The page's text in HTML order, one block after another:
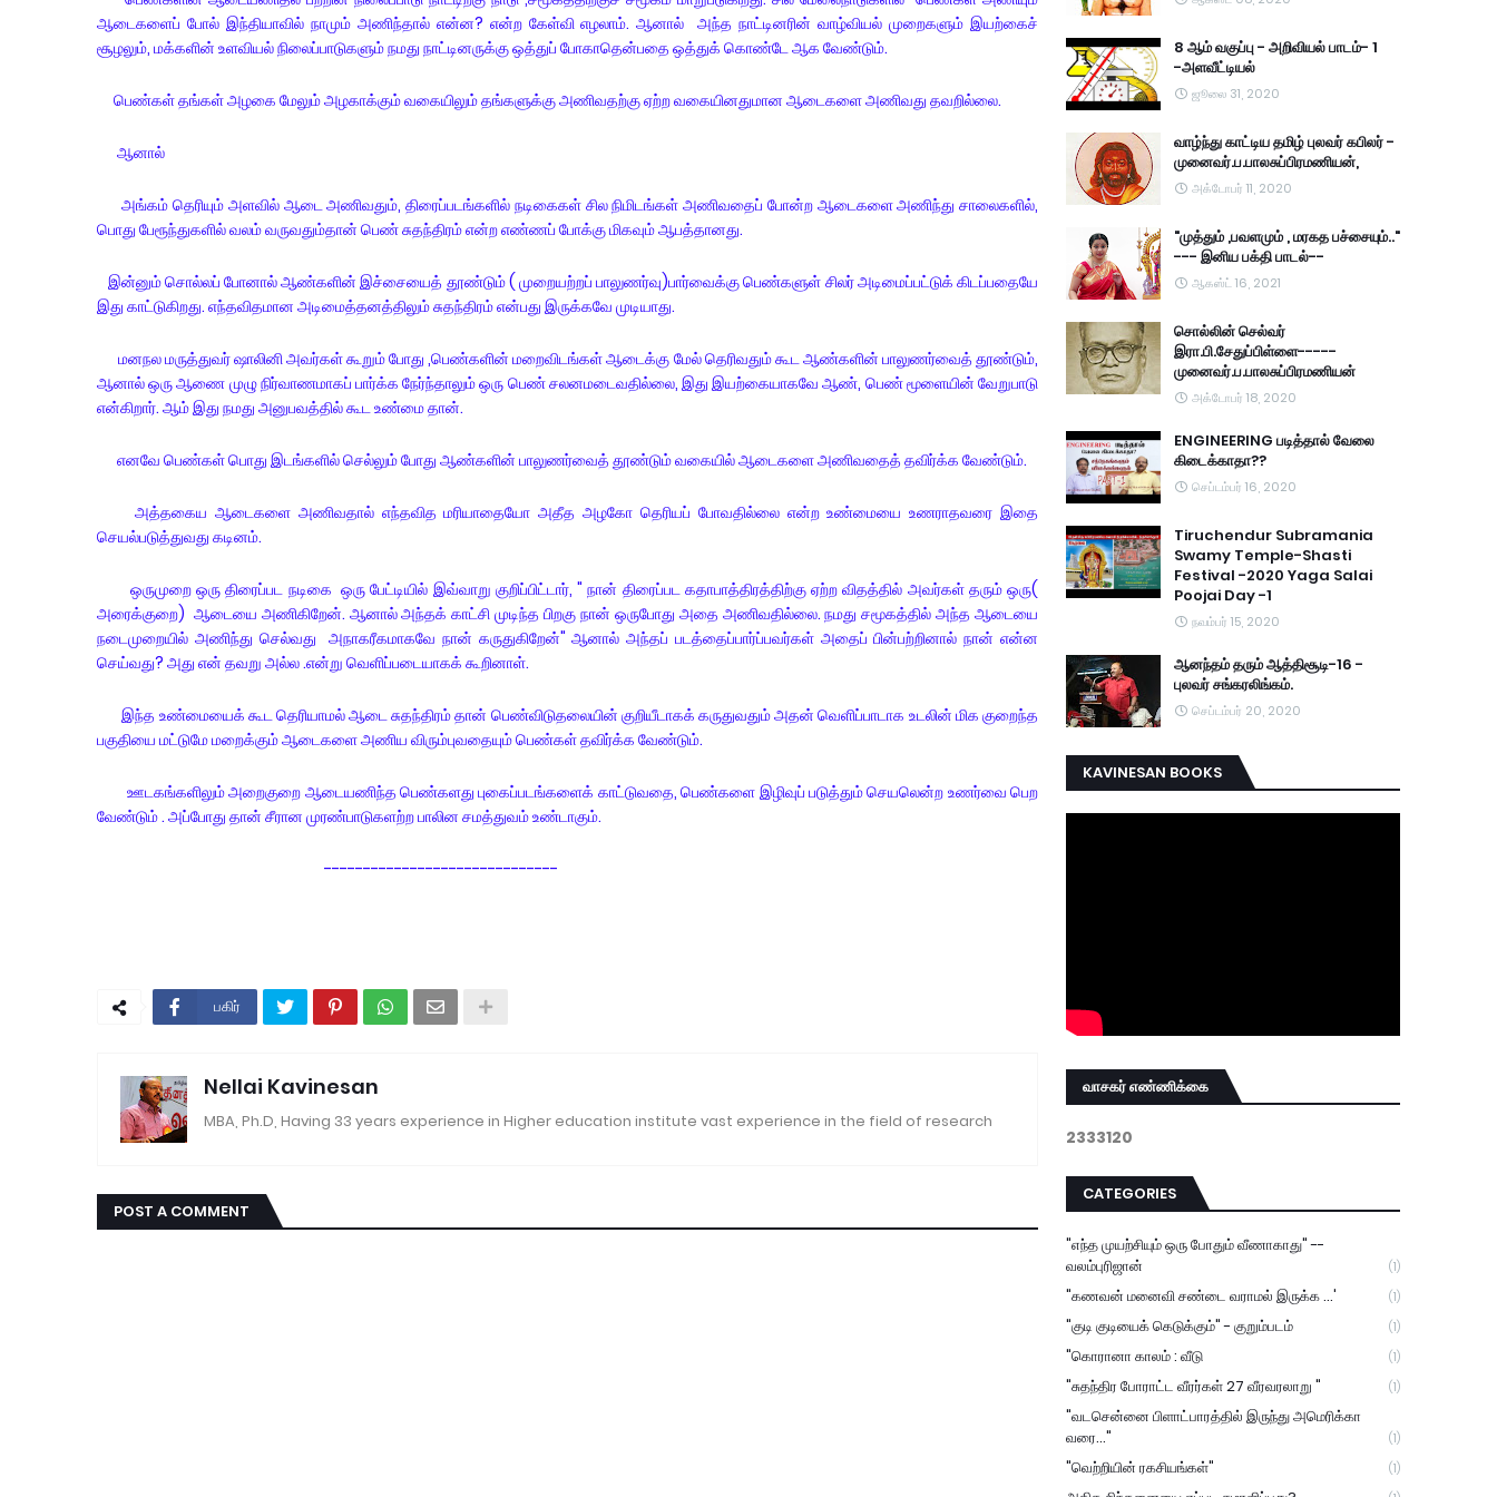
ஆடைகளைப் போல் இந்தியாவில் நாமும் அணிந்தால் என்ன? என்ற கேள்வி எழலாம். ஆனால் அந்த நாட்டினரின் வாழ்வியல் முறைகளும் இயற்கைச்
சூழலும், மக்களின் உளவியல் நிலைப்பாடுகளும் நமது நாட்டினருக்கு ஒத்துப் போகாதென்பதை ஒத்துக் கொண்டே ஆக வேண்டும்.
பெண்கள் தங்கள் அழகை மேலும் அழகாக்கும் வகையிலும் தங்களுக்கு அணிவதற்கு ஏற்ற வகையினதுமான ஆடைகளை அணிவது தவறில்லை.
ஆனால்
அங்கம் தெரியும் அளவில் ஆடை அணிவதும், திரைப்படங்களில் நடிகைகள் சில நிமிடங்கள் அணிவதைப் போன்ற ஆடைகளை அணிந்து சாலைகளில்,
பொது பேரூந்துகளில் வலம் வருவதும்தான் பெண் சுதந்திரம் என்ற எண்ணப் போக்கு மிகவும் ஆபத்தானது.
இன்னும் சொல்லப் போனால் ஆண்களின் இச்சையைத் தூண்டும் ( முறையற்றப் பாலுணர்வு)பார்வைக்கு பெண்களுள் சிலர் அடிமைப்பட்டுக் கிடப்பதையே
இது காட்டுகிறது. எந்தவிதமான அடிமைத்தனத்திலும் சுதந்திரம் என்பது இருக்கவே முடியாது.
மனநல மருத்துவர் ஷாலினி அவர்கள் கூறும் போது ,பெண்களின் மறைவிடங்கள் ஆடைக்கு மேல் தெரிவதும் கூட ஆண்களின் பாலுணர்வைத் தூண்டும்,
ஆனால் ஒரு ஆணை முழு நிர்வாணமாகப் பார்க்க நேர்ந்தாலும் ஒரு பெண் சலனமடைவதில்லை, இது இயற்கையாகவே ஆண், பெண் மூளையின் வேறுபாடு
என்கிறார். ஆம் இது நமது அனுபவத்தில் கூட உண்மை தான்.
எனவே பெண்கள் பொது இடங்களில் செல்லும் போது ஆண்களின் பாலுணர்வைத் தூண்டும் வகையில் ஆடைகளை அணிவதைத் தவிர்க்க வேண்டும்.
அத்தகைய ஆடைகளை அணிவதால் எந்தவித மரியாதையோ அதீத அழகோ தெரியப் போவதில்லை என்ற உண்மையை உணராதவரை இதை
செயல்படுத்துவது கடினம்.
ஒருமுறை ஒரு திரைப்பட நடிகை ஒரு பேட்டியில் இவ்வாறு குறிப்பிட்டார், " நான் திரைப்பட கதாபாத்திரத்திற்கு ஏற்ற விதத்தில் அவர்கள் தரும் ஒரு(
அரைக்குறை) ஆடையை அணிகிறேன். ஆனால் அந்தக் காட்சி முடிந்த பிறகு நான் ஒருபோது அதை அணிவதில்லை. நமது சமூகத்தில் அந்த ஆடையை
நடைமுறையில் அணிந்து செல்வது அநாகரீகமாகவே நான் கருதுகிறேன்" ஆனால் அந்தப் படத்தைப்பார்ப்பவர்கள் அதைப் பின்பற்றினால் நான் என்ன
செய்வது? அது என் தவறு அல்ல .என்று வெளிப்படையாகக் கூறினாள்.
இந்த உண்மையைக் கூட தெரியாமல் ஆடை சுதந்திரம் தான் பெண்விடுதலையின் குறியீடாகக் கருதுவதும் அதன் வெளிப்பாடாக உடலின் மிக குறைந்த
பகுதியை மட்டுமே மறைக்கும் ஆடைகளை அணிய விரும்புவதையும் பெண்கள் தவிர்க்க வேண்டும்.
ஊடகங்களிலும் அறைகுறை ஆடையணிந்த பெண்களது புகைப்படங்களைக் காட்டுவதை, பெண்களை இழிவுப் படுத்தும் செயலென்ற உணர்வை பெற
வேண்டும் . அப்போது தான் சீரான முரண்பாடுகளற்ற பாலின சமத்துவம் உண்டாகும்.
------------------------------
பகிர்
Nellai Kavinesan
MBA, Ph.D, Having 33 years experience in Higher education institute vast experience in the field of research
POST A COMMENT
8 ஆம் வகுப்பு - அறிவியல் பாடம்- 1
-அளவீட்டியல்
ஜூலை 31, 2020
வாழ்ந்து காட்டிய தமிழ் புலவர் கபிலர் -
முனைவர்.ப.பாலசுப்பிரமணியன்,
அக்டோபர் 11, 2020
"முத்தும் ,பவளமும் , மரகத பச்சையும்.."
--- இனிய பக்தி பாடல்--
ஆகஸ்ட் 16, 2021
சொல்லின் செல்வர்
இரா.பி.சேதுப்பிள்ளை-----
முனைவர்.ப.பாலசுப்பிரமணியன்
அக்டோபர் 18, 2020
ENGINEERING படித்தால் வேலை
கிடைக்காதா??
செப்டம்பர் 16, 2020
Tiruchendur Subramania
Swamy Temple-Shasti
Festival -2020 Yaga Salai
Poojai Day -1
நவம்பர் 15, 2020
ஆனந்தம் தரும் ஆத்திசூடி-16 -
புலவர் சங்கரலிங்கம்.
செப்டம்பர் 20, 2020
KAVINESAN BOOKS
வாசகர் எண்ணிக்கை
2333120
CATEGORIES
"எந்த முயற்சியும் ஒரு போதும் வீணாகாது" --
வலம்புரிஜான்
(1)
"கணவன் மனைவி சண்டை வராமல் இருக்க ...' (1)
"குடி குடியைக் கெடுக்கும்" - குறும்படம் (1)
"கொரானா காலம் : வீடு (1)
"சுதந்திர போராட்ட வீரர்கள் 27 வீரவரலாறு " (1)
"வடசென்னை பிளாட்பாரத்தில் இருந்து அமெரிக்கா
வரை..."
(1)
"வெற்றியின் ரகசியங்கள்" (1)